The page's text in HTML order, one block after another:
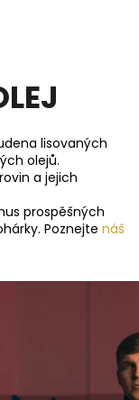
lisovaných
olejů.
a jejich
prospěšných
Poznejte náš